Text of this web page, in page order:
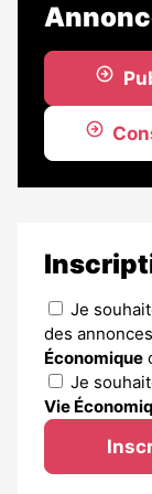
Je
des
Économique
Je
Vie